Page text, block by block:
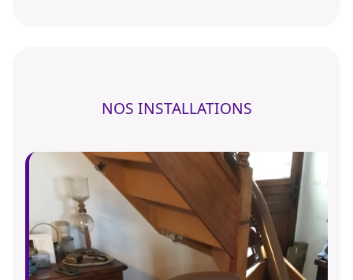
NOS INSTALLATIONS
Précédent Suivant